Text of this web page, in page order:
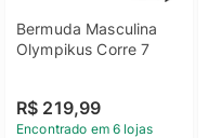
Bermuda Masculina
Olympikus Corre 7
R$ 219,99
Encontrado em 6 lojas